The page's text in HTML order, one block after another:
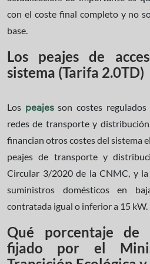
con el coste final completo y no
base.
Los peajes de
sistema (Tarifa 2.0TD)
Los peajesson costes
redes de transporte y
financian otros costes del sistema
peajes de transporte y
Circular 3/2020 de la CNMC, y
suministros domésticos en
contratada igual o inferior a 15 kW.
Qué porcentaje
fijado por el